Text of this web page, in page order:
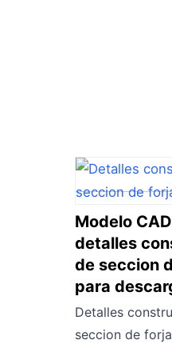
Modelo
detalles
de seccion
para
Detalles
seccion de